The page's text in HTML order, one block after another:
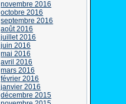
novembre 2016
octobre 2016
septembre 2016
août 2016
juillet 2016
juin 2016
mai 2016
avril 2016
mars 2016
février 2016
janvier 2016
décembre 2015